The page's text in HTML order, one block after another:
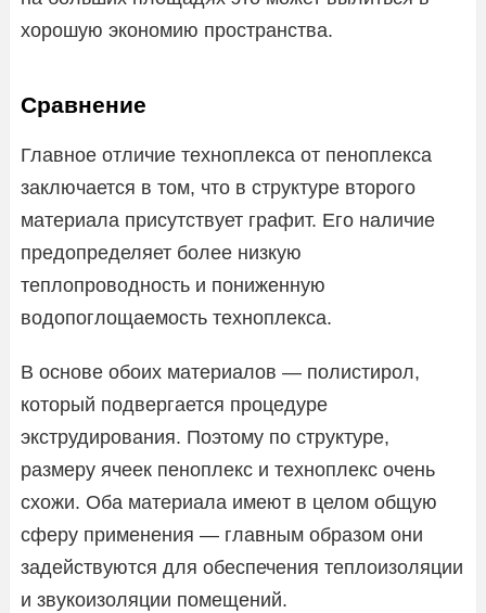
хорошую экономию пространства.
Сравнение
Главное отличие техноплекса от пеноплекса
заключается в том, что в структуре второго
материала присутствует графит. Его наличие
предопределяет более низкую
теплопроводность и пониженную
водопоглощаемость техноплекса.
В основе обоих материалов — полистирол,
который подвергается процедуре
экструдирования. Поэтому по структуре,
размеру ячеек пеноплекс и техноплекс очень
схожи. Оба материала имеют в целом общую
сферу применения — главным образом они
задействуются для обеспечения теплоизоляции
и звукоизоляции помещений.